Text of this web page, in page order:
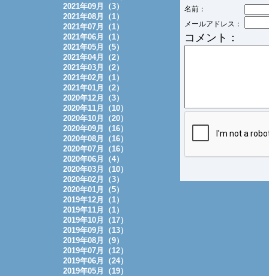
名前：
メールアドレス：
コメント：
2021年09月（3）
2021年08月（1）
2021年07月（1）
2021年06月（1）
2021年05月（5）
2021年04月（2）
2021年03月（2）
2021年02月（1）
2021年01月（2）
2020年12月（3）
2020年11月（10）
2020年10月（20）
2020年09月（16）
2020年08月（16）
2020年07月（16）
2020年06月（4）
2020年03月（10）
2020年02月（3）
2020年01月（5）
2019年12月（1）
2019年11月（1）
2019年10月（17）
2019年09月（13）
2019年08月（9）
2019年07月（12）
2019年06月（24）
2019年05月（19）